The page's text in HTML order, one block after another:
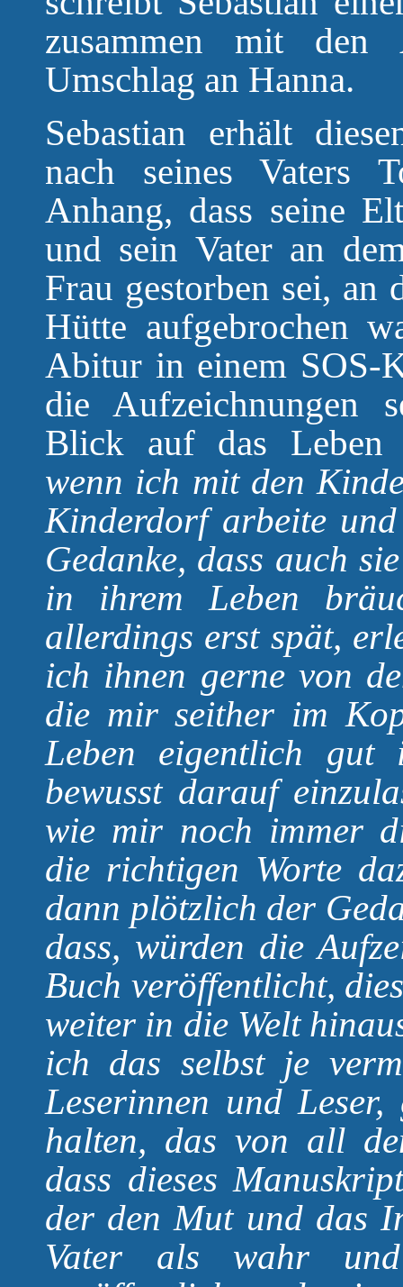
zusammen mit den
Umschlag an Hanna.
Sebastian erhält
nach seines Vaters
Anhang, dass seine
und sein Vater an
Frau gestorben sei, an
Hütte aufgebrochen
Abitur in einem SOS-
die Aufzeichnungen
Blick auf das
wenn ich mit den
Kinderdorf arbeite
Gedanke, dass auch
in ihrem Leben
allerdings erst spät,
ich ihnen gerne von
die mir seither im
Leben eigentlich
bewusst darauf
wie mir noch immer
die richtigen Worte
dann plötzlich der
dass, würden die
Buch veröffentlicht,
weiter in die Welt
ich das selbst je
Leserinnen und
halten, das von all
dass dieses
der den Mut und das
Vater als wahr